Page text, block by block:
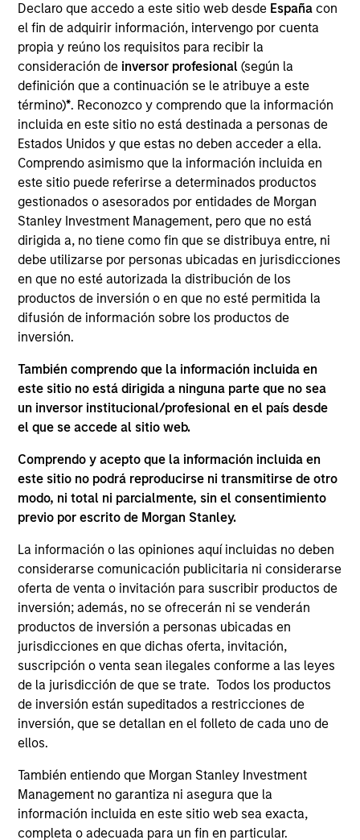
Declaro que accedo a este sitio web desde España con
el fin de adquirir información, intervengo por cuenta
propia y reúno los requisitos para recibir la
consideración de inversor profesional(según la
definición que a continuación se le atribuye a este
término)*. Reconozco y comprendo que la información
incluida en este sitio no está destinada a personas de
Estados Unidos y que estas no deben acceder a ella.
Comprendo asimismo que la información incluida en
este sitio puede referirse a determinados productos
gestionados o asesorados por entidades de Morgan
Stanley Investment Management, pero que no está
dirigida a, no tiene como fin que se distribuya entre, ni
debe utilizarse por personas ubicadas en jurisdicciones
en que no esté autorizada la distribución de los
productos de inversión o en que no esté permitida la
difusión de información sobre los productos de
inversión.
También comprendo que la información incluida en
este sitio no está dirigida a ninguna parte que no sea
un inversor institucional/profesional en el país desde
el que se accede al sitio web.
Comprendo y acepto que la información incluida en
este sitio no podrá reproducirse ni transmitirse de otro
modo, ni total ni parcialmente, sin el consentimiento
previo por escrito de Morgan Stanley.
La información o las opiniones aquí incluidas no deben
considerarse comunicación publicitaria ni considerarse
oferta de venta o invitación para suscribir productos de
inversión; además, no se ofrecerán ni se venderán
productos de inversión a personas ubicadas en
jurisdicciones en que dichas oferta, invitación,
suscripción o venta sean ilegales conforme a las leyes
de la jurisdicción de que se trate. Todos los productos
de inversión están supeditados a restricciones de
inversión, que se detallan en el folleto de cada uno de
ellos.
También entiendo que Morgan Stanley Investment
Management no garantiza ni asegura que la
información incluida en este sitio web sea exacta,
completa o adecuada para un fin en particular.
Invested on
Oct 2024
Transaction Type
Control
Largest urology-focused hospital chain in India
operating 14 hospitals with 500+ beds across 7
cities
View Current Employment Opportunities
View Site
Investment Team
Morgan Stanley Private Equity Asia
As of July 25, 2025. The above is provided for informational
the investment mentioned resulted in positive performance
(for realized holdings), or will perform well in the future (for
current holdings). The trademarks and service marks above
are the property of their respective owners. The information
on this website has not been authorized, sponsored, or
otherwise approved by such owners. By clicking on any
links shown here, you agree that you are navigating to a
third party site. We are providing these hyperlinks to you
only as a convenience and the inclusion of any hyperlink is
not and does not imply any endorsement, approval,
investigation, verification or monitoring by us of any
information contained in any hyperlinked site. In no event
shall we be responsible for the information contained on
the site or your use of such site.